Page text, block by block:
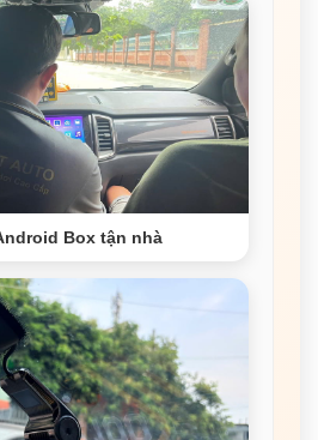
Box tận nhà